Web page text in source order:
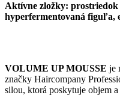
Aktívne zložky: prostriedok
hyperfermentovaná figuľa,
VOLUME UP MOUSSE je
značky Haircompany
silou, ktorá poskytuje objem